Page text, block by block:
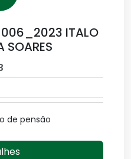
006_2023 ITALO
SOARES
de pensão